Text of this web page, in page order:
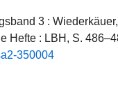
3 :
Hefte : LBH, S.
​350004​